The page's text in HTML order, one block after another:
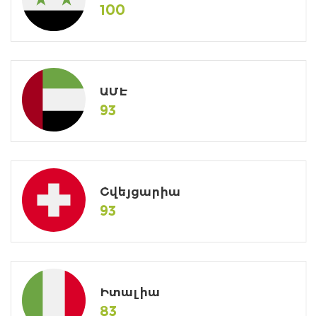
100
ԱՄԷ
93
Շվեյցարիա
93
Իտալիա
83